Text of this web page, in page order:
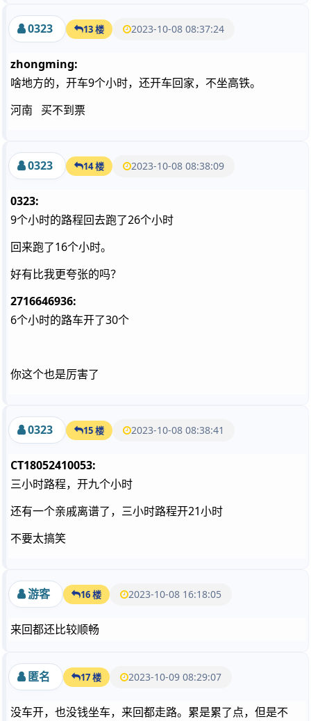
0323 13 楼 2023-10-08 08:37:24
zhongming:
啥地方的，开车9个小时，还开车回家，不坐高铁。
河南 买不到票
0323 14 楼 2023-10-08 08:38:09
0323:
9个小时的路程回去跑了26个小时
回来跑了16个小时。
好有比我更夸张的吗？
2716646936:
6个小时的路车开了30个
你这个也是厉害了
0323 15 楼 2023-10-08 08:38:41
CT18052410053:
三小时路程，开九个小时
还有一个亲戚离谱了，三小时路程开21小时
不要太搞笑
游客 16 楼 2023-10-08 16:18:05
来回都还比较顺畅
匿名 17 楼 2023-10-09 08:29:07
没车开，也没钱坐车，来回都走路。累是累了点，但是不